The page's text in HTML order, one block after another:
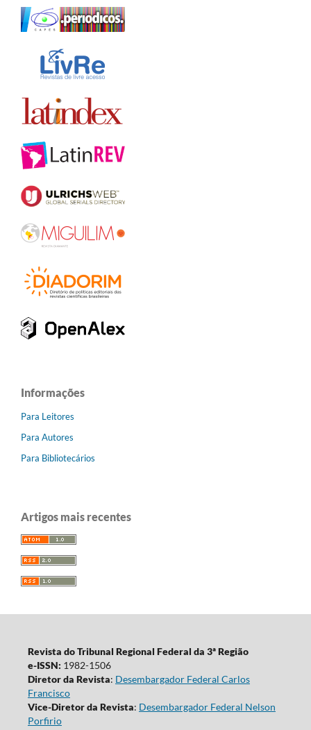
Informações
Para Leitores
Para Autores
Para Bibliotecários
Artigos mais recentes
Revista do Tribunal Regional Federal da 3ª Região
e-ISSN: 1982-1506
Diretor da Revista: Desembargador Federal Carlos
Francisco
Vice-Diretor da Revista: Desembargador Federal Nelson
Porfirio